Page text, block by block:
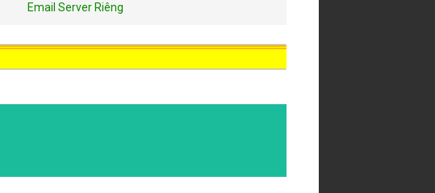
Email Server Riêng